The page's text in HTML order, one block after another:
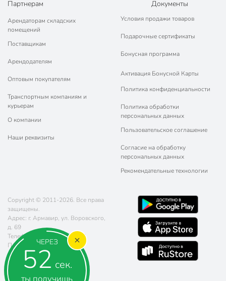
ЧЕРЕЗ
51 сек.
ты получишь
Партнерам
Арендаторам складских
помещений
Поставщикам
Арендодателям
Оптовым покупателям
Транспортным компаниям и
курьерам
О компании
Наши реквизиты
Документы
Условия продажи товаров
Подарочные сертификаты
Бонусная программа
Активация Бонусной Карты
Политика конфиденциальности
Политика обработки
персональных данных
Пользовательское соглашение
Согласие на обработку
персональных данных
Рекомендательные технологии
Copyright © 2011-2026. Все права
защищены.
Адрес: г. Армавир, ул. Воровского,
д. 69
Телефон:
8 (800) 770-77-06
Почта:
sales@poryadok.ru